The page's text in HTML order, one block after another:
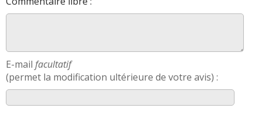
E-mail facultatif
(permet la modification ultérieure de votre avis) :